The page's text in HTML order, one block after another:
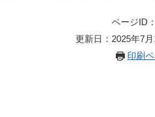
ページID
更新日：2025年7
印刷